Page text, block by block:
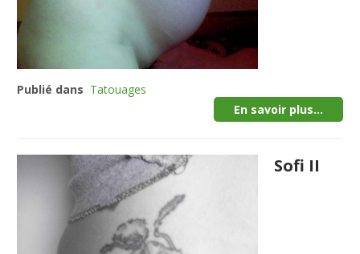
Publié dans Tatouages
En savoir plus...
Sofi II